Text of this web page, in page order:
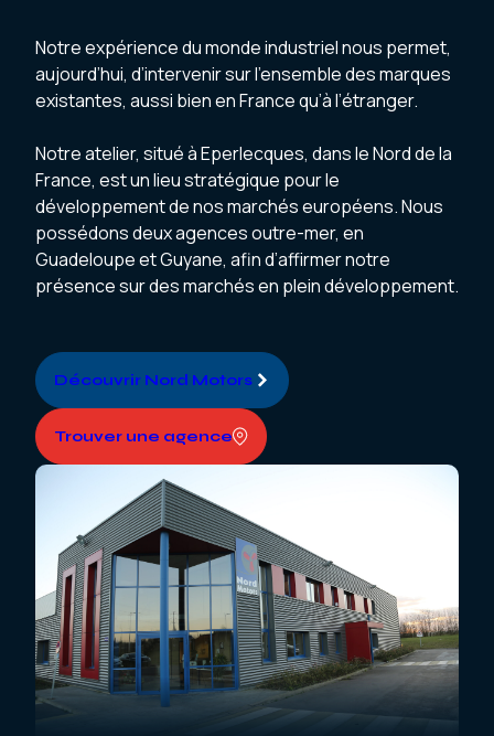
Notre expérience du monde industriel nous permet,
aujourd’hui, d’intervenir sur l’ensemble des marques
existantes, aussi bien en France qu’à l’étranger.
Notre atelier, situé à Eperlecques, dans le Nord de la
France, est un lieu stratégique pour le
développement de nos marchés européens. Nous
possédons deux agences outre-mer, en
Guadeloupe et Guyane, afin d’affirmer notre
présence sur des marchés en plein développement.
Découvrir Nord Motors
Trouver une agence